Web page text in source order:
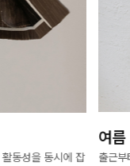
여
바캉